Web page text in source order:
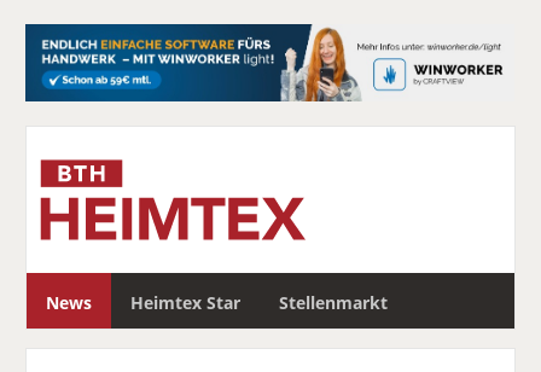
News Heimtex Star Stellenmarkt
c